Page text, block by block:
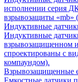
исполнении серия
взрывозащиты «mb»
Индуктивные
Индуктивные
взрывозащищенном
спроектированы с
компаундом).
Взрывозащищенные